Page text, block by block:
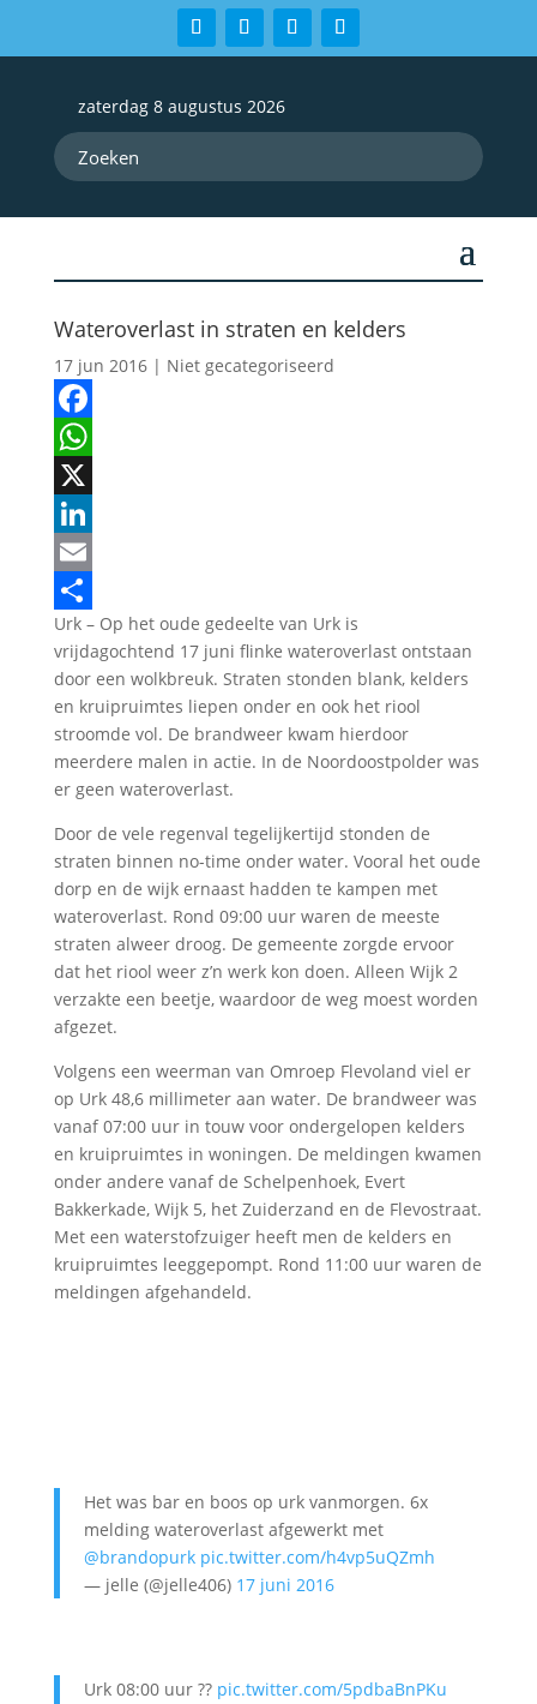
zaterdag 8 augustus 2026
Wateroverlast in straten en kelders
17 jun 2016| Niet gecategoriseerd
Facebook
WhatsApp
X
LinkedIn
Email
Delen
Urk – Op het oude gedeelte van Urk is
vrijdagochtend 17 juni flinke wateroverlast ontstaan
door een wolkbreuk. Straten stonden blank, kelders
en kruipruimtes liepen onder en ook het riool
stroomde vol. De brandweer kwam hierdoor
meerdere malen in actie. In de Noordoostpolder was
er geen wateroverlast.
Door de vele regenval tegelijkertijd stonden de
straten binnen no-time onder water. Vooral het oude
dorp en de wijk ernaast hadden te kampen met
wateroverlast. Rond 09:00 uur waren de meeste
straten alweer droog. De gemeente zorgde ervoor
dat het riool weer z’n werk kon doen. Alleen Wijk 2
verzakte een beetje, waardoor de weg moest worden
afgezet.
Volgens een weerman van Omroep Flevoland viel er
op Urk 48,6 millimeter aan water. De brandweer was
vanaf 07:00 uur in touw voor ondergelopen kelders
en kruipruimtes in woningen. De meldingen kwamen
onder andere vanaf de Schelpenhoek, Evert
Bakkerkade, Wijk 5, het Zuiderzand en de Flevostraat.
Met een waterstofzuiger heeft men de kelders en
kruipruimtes leeggepompt. Rond 11:00 uur waren de
meldingen afgehandeld.
Het was bar en boos op urk vanmorgen. 6x
melding wateroverlast afgewerkt met
@brandopurk pic.twitter.com/h4vp5uQZmh
— jelle (@jelle406) 17 juni 2016
Urk 08:00 uur ?? pic.twitter.com/5pdbaBnPKu